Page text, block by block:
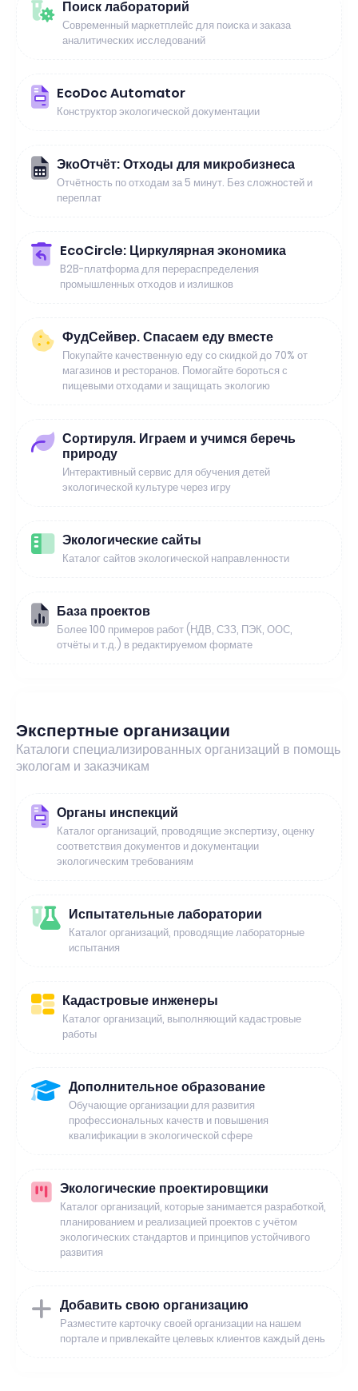
Поиск лабораторий
Современный маркетплейс для поиска и заказа
аналитических исследований
EcoDoc Automator
Конструктор экологической документации
ЭкоОтчёт: Отходы для микробизнеса
Отчётность по отходам за 5 минут. Без сложностей и
переплат
EcoCircle: Циркулярная экономика
B2B-платформа для перераспределения
промышленных отходов и излишков
ФудСейвер. Спасаем еду вместе
Покупайте качественную еду со скидкой до 70% от
магазинов и ресторанов. Помогайте бороться с
пищевыми отходами и защищать экологию
Сортируля. Играем и учимся беречь
природу
Интерактивный сервис для обучения детей
экологической культуре через игру
Экологические сайты
Каталог сайтов экологической направленности
База проектов
Более 100 примеров работ (НДВ, СЗЗ, ПЭК, ООС,
отчёты и т.д.) в редактируемом формате
Экспертные организации
Каталоги специализированных организаций в помощь
экологам и заказчикам
Органы инспекций
Каталог организаций, проводящие экспертизу, оценку
соответствия документов и документации
экологическим требованиям
Испытательные лаборатории
Каталог организаций, проводящие лабораторные
испытания
Кадастровые инженеры
Каталог организаций, выполняющий кадастровые
работы
Дополнительное образование
Обучающие организации для развития
профессиональных качеств и повышения
квалификации в экологической сфере
Экологические проектировщики
Каталог организаций, которые занимается разработкой,
планированием и реализацией проектов с учётом
экологических стандартов и принципов устойчивого
развития
Добавить свою организацию
Разместите карточку своей организации на нашем
портале и привлекайте целевых клиентов каждый день